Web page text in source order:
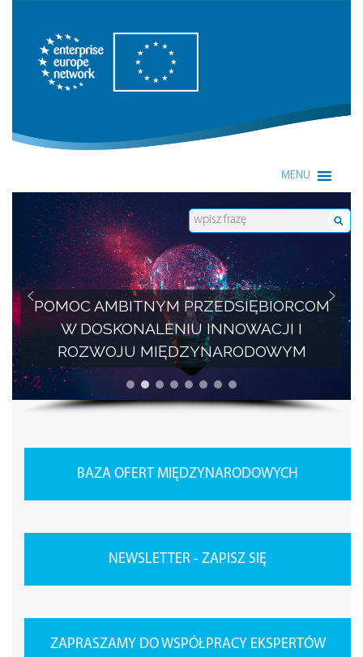
Enterprise Europe Network
MENU
POMOC AMBITNYM PRZEDSIĘBIORCOM
W DOSKONALENIU INNOWACJI I
ROZWOJU MIĘDZYNARODOWYM
BAZA OFERT MIĘDZYNARODOWYCH
NEWSLETTER - ZAPISZ SIĘ
ZAPRASZAMY DO WSPÓŁPRACY EKSPERTÓW